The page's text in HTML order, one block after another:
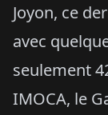
Joyon, ce
avec
seulement
IMOCA, le